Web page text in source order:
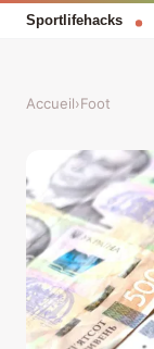
Accueil›Foot